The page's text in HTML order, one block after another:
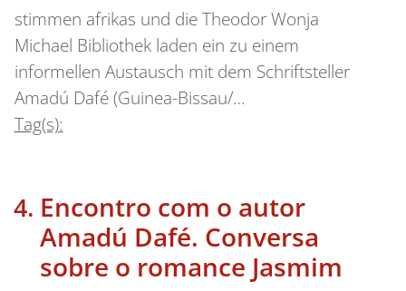
stimmen afrikas und die Theodor Wonja
Michael Bibliothek laden ein zu einem
informellen Austausch mit dem Schriftsteller
Amadú Dafé (Guinea-Bissau/…
Tag(s):
Encontro com o autor
Amadú Dafé. Conversa
sobre o romance Jasmim